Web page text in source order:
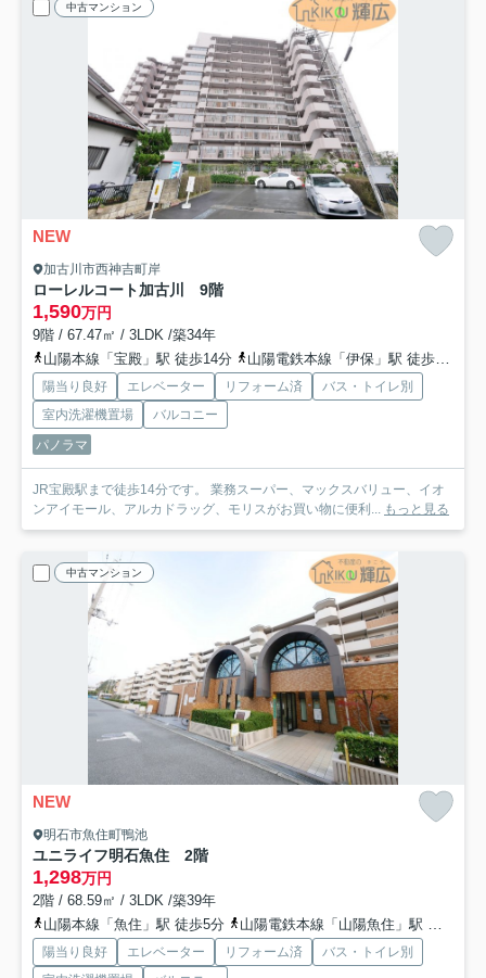
中古マンション
NEW
加古川市西神吉町岸
ローレルコート加古川 9階
1,590万円
9階 / 67.47㎡ / 3LDK /築34年
山陽本線「宝殿」駅 徒歩14分
山陽電鉄本線「伊保」駅 徒歩47分
陽当り良好 エレベーター リフォーム済
バス・トイレ別
室内洗濯機置場
バルコニー
パノラマ
JR宝殿駅まで徒歩14分です。 業務スーパー、マックスバリュー、イオ
ンアイモール、アルカドラッグ、モリスがお買い物に便利... もっと見る
中古マンション
NEW
明石市魚住町鴨池
ユニライフ明石魚住 2階
1,298万円
2階 / 68.59㎡ / 3LDK /築39年
山陽本線「魚住」駅 徒歩5分
山陽電鉄本線「山陽魚住」駅 徒歩20分
陽当り良好 エレベーター リフォーム済
バス・トイレ別